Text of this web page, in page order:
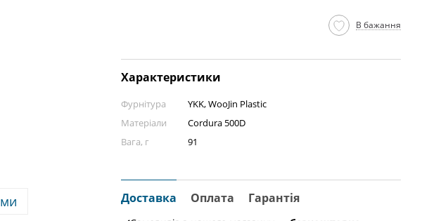
В бажання
Характеристики
Фурнітура
YKK, WooJin Plastic
Матеріали
Cordura 500D
Вага, г
91
Доставка Оплата Гарантія